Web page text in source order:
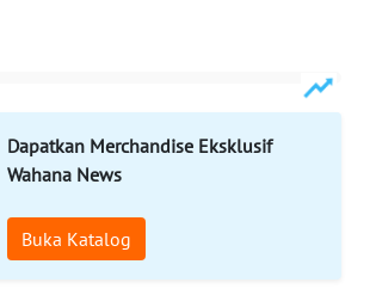
Dapatkan Merchandise Eksklusif
Wahana News
Buka Katalog